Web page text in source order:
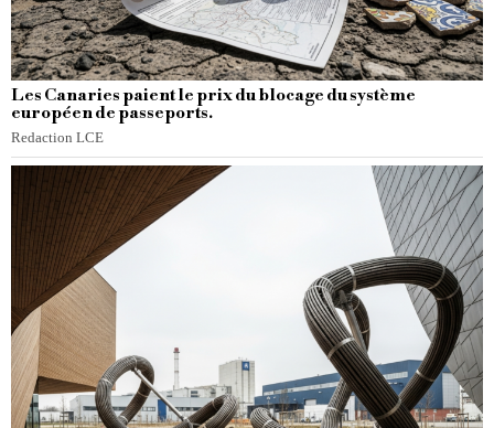
Les Canaries paient le prix du blocage du système
européen de passeports.
Redaction LCE